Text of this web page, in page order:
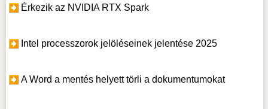
Érkezik az NVIDIA RTX Spark
Intel processzorok jelöléseinek jelentése 2025
A Word a mentés helyett törli a dokumentumokat